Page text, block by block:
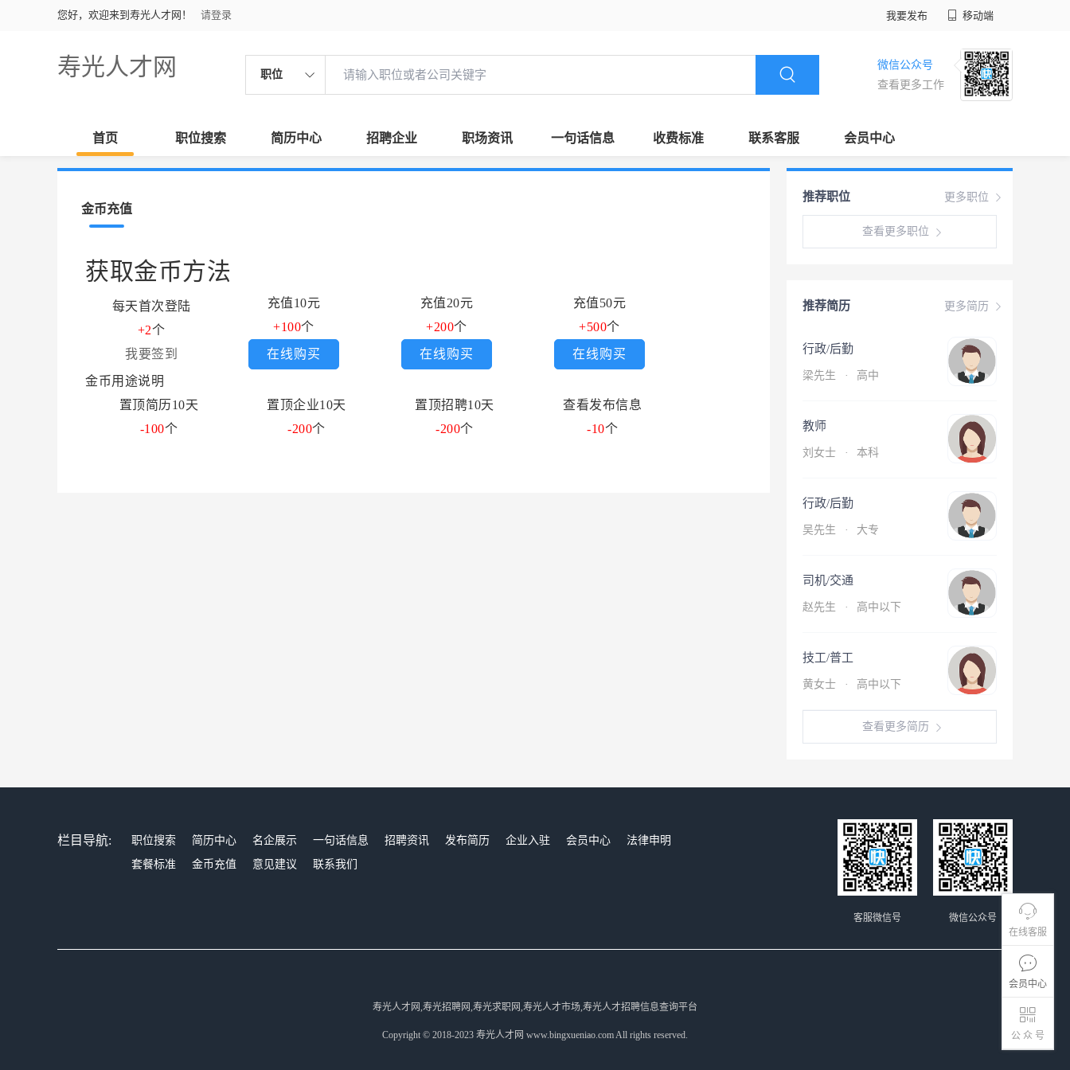
您好，欢迎来到寿光人才网！ 请登录 我要发布 移动端
寿光人才网 职位
微信公众号
查看更多工作
首页 职位搜索 简历中心 招聘企业 职场资讯 一句话信息 收费标准 联系客服 会员中心
在线客服
会员中心
公 众 号
金币充值
获取金币方法
每天首次登陆
+2个
我要签到
充值10元
+100个
在线购买
充值20元
+200个
在线购买
充值50元
+500个
在线购买
金币用途说明
置顶简历10天
置顶企业10天 置顶招聘10天
查看发布信息
-100个 -200个 -200个 -10个
更多职位
推荐职位
查看更多职位
更多简历
推荐简历
行政/后勤
梁先生 · 高中
教师
刘女士 · 本科
行政/后勤
吴先生 · 大专
司机/交通
赵先生 · 高中以下
技工/普工
黄女士 · 高中以下
查看更多简历
栏目导航: 职位搜索 简历中心 名企展示 一句话信息 招聘资讯 发布简历 企业入驻 会员中心
法律申明
套餐标准
金币充值 意见建议 联系我们
微信公众号
客服微信号
寿光人才网,寿光招聘网,寿光求职网,寿光人才市场,寿光人才招聘信息查询平台
Copyright © 2018-2023 寿光人才网 www.bingxueniao.com All rights reserved.